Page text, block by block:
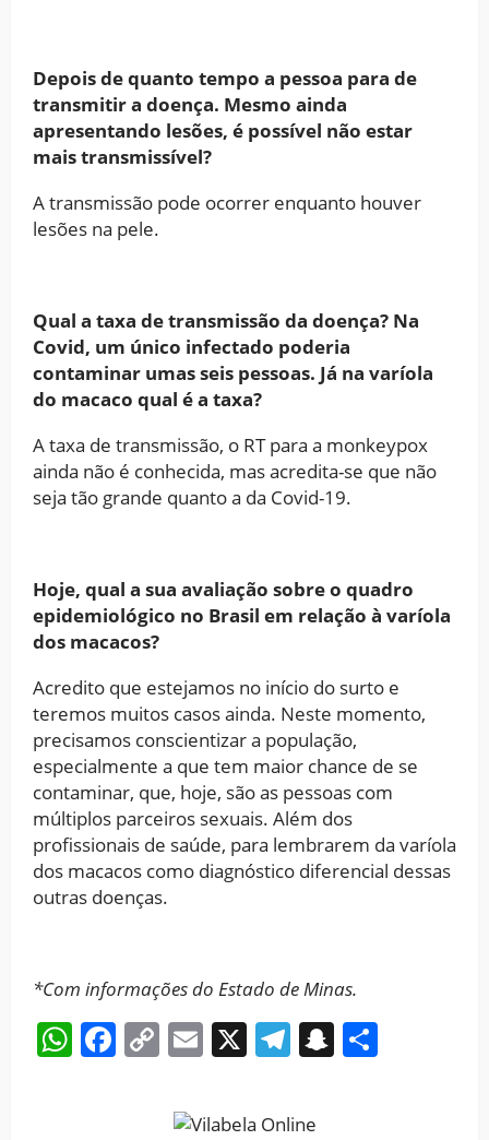
Depois de quanto tempo a pessoa para de
transmitir a doença. Mesmo ainda
apresentando lesões, é possível não estar
mais transmissível?
A transmissão pode ocorrer enquanto houver
lesões na pele.
Qual a taxa de transmissão da doença? Na
Covid, um único infectado poderia
contaminar umas seis pessoas. Já na varíola
do macaco qual é a taxa?
A taxa de transmissão, o RT para a monkeypox
ainda não é conhecida, mas acredita-se que não
seja tão grande quanto a da Covid-19.
Hoje, qual a sua avaliação sobre o quadro
epidemiológico no Brasil em relação à varíola
dos macacos?
Acredito que estejamos no início do surto e
teremos muitos casos ainda. Neste momento,
precisamos conscientizar a população,
especialmente a que tem maior chance de se
contaminar, que, hoje, são as pessoas com
múltiplos parceiros sexuais. Além dos
profissionais de saúde, para lembrarem da varíola
dos macacos como diagnóstico diferencial dessas
outras doenças.
*Com informações do Estado de Minas.
WhatsApp
Facebook
CopyEmail
X Telegram
Snapchat